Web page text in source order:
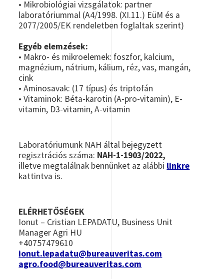
• Mikrobiológiai vizsgálatok: partner
laboratóriummal (A4/1998. (XI.11.) EüM és a
2077/2005/EK rendeletben foglaltak szerint)
Egyéb elemzések:
• Makro- és mikroelemek: foszfor, kalcium,
magnézium, nátrium, kálium, réz, vas, mangán,
cink
• Aminosavak: (17 típus) és triptofán
• Vitaminok: Béta-karotin (A-pro-vitamin), E-
vitamin, D3-vitamin, A-vitamin
Laboratóriumunk NAH által bejegyzett
regisztrációs száma: NAH-1-1903/2022,
illetve megtalálnak bennünket az alábbi linkre
kattintva is.
ELÉRHETŐSÉGEK
Ionut – Cristian LEPADATU, Business Unit
Manager Agri HU
+40757479610
ionut.lepadatu@bureauveritas.com
agro.food@bureauveritas.com